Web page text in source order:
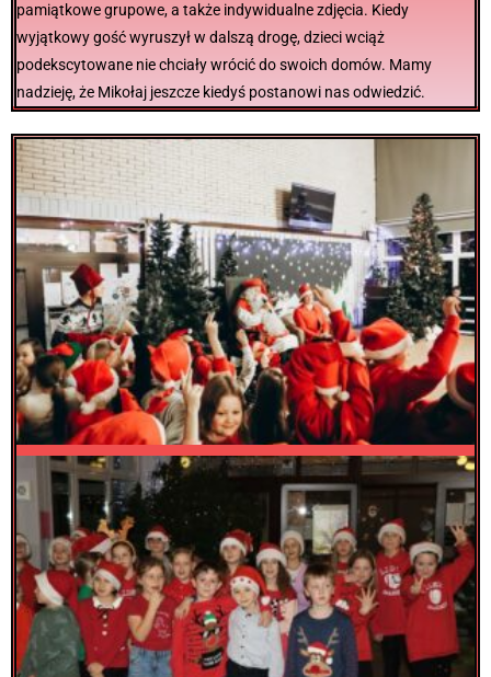
pamiątkowe grupowe, a także indywidualne zdjęcia. Kiedy
wyjątkowy gość wyruszył w dalszą drogę, dzieci wciąż
podekscytowane nie chciały wrócić do swoich domów. Mamy
nadzieję, że Mikołaj jeszcze kiedyś postanowi nas odwiedzić.